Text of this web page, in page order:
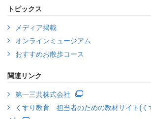
トピックス
メディア掲載
オンラインミュージアム
おすすめお散歩コース
関連リンク
第一三共株式会社
くすり教育 担当者のための教材サイト(く